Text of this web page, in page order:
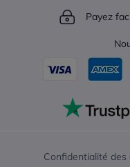
Payez
Confidentialité des